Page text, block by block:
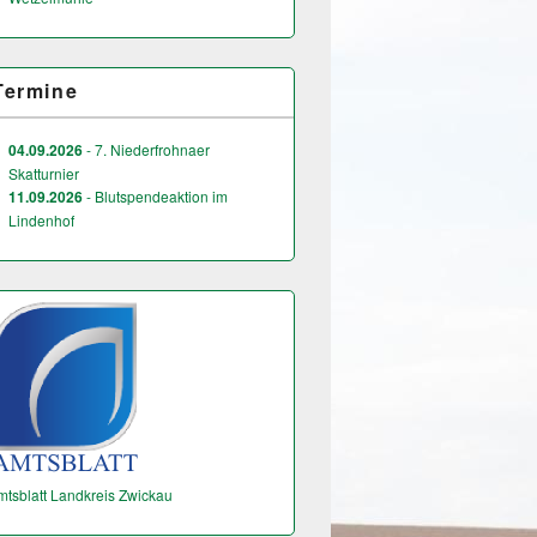
04.09.2026- 7. Niederfrohnaer
Skatturnier
11.09.2026- Blutspendeaktion im
Lindenhof
Landkreis Zwickau